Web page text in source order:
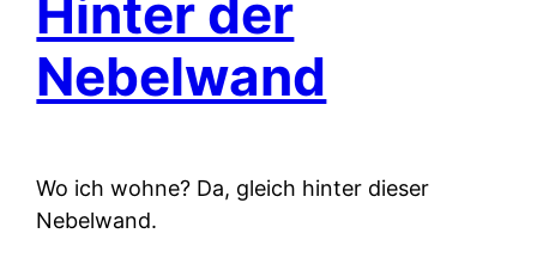
Hinter der
Nebelwand
Wo ich wohne? Da, gleich hinter dieser
Nebelwand.